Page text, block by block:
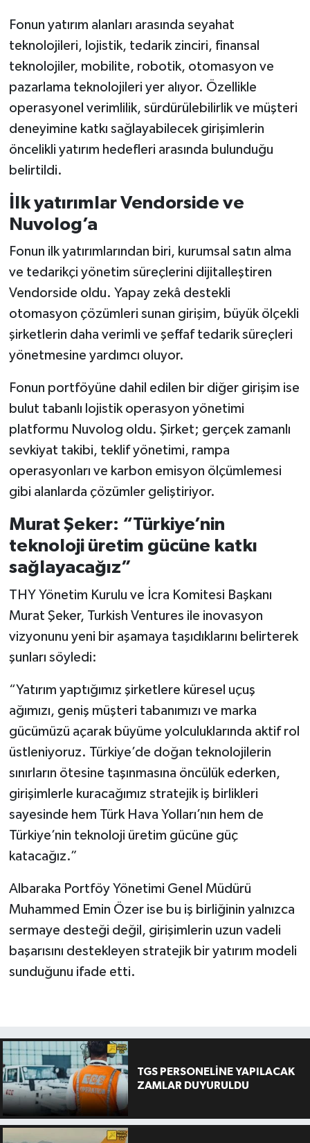
Fonun yatırım alanları arasında seyahat
teknolojileri, lojistik, tedarik zinciri, finansal
teknolojiler, mobilite, robotik, otomasyon ve
pazarlama teknolojileri yer alıyor. Özellikle
operasyonel verimlilik, sürdürülebilirlik ve müşteri
deneyimine katkı sağlayabilecek girişimlerin
öncelikli yatırım hedefleri arasında bulunduğu
belirtildi.
İlk yatırımlar Vendorside ve
Nuvolog’a
Fonun ilk yatırımlarından biri, kurumsal satın alma
ve tedarikçi yönetim süreçlerini dijitalleştiren
Vendorside oldu. Yapay zekâ destekli
otomasyon çözümleri sunan girişim, büyük ölçekli
şirketlerin daha verimli ve şeffaf tedarik süreçleri
yönetmesine yardımcı oluyor.
Fonun portföyüne dahil edilen bir diğer girişim ise
bulut tabanlı lojistik operasyon yönetimi
platformu Nuvolog oldu. Şirket; gerçek zamanlı
sevkiyat takibi, teklif yönetimi, rampa
operasyonları ve karbon emisyon ölçümlemesi
gibi alanlarda çözümler geliştiriyor.
Murat Şeker: “Türkiye’nin
teknoloji üretim gücüne katkı
sağlayacağız”
THY Yönetim Kurulu ve İcra Komitesi Başkanı
Murat Şeker, Turkish Ventures ile inovasyon
vizyonunu yeni bir aşamaya taşıdıklarını belirterek
şunları söyledi:
“Yatırım yaptığımız şirketlere küresel uçuş
ağımızı, geniş müşteri tabanımızı ve marka
gücümüzü açarak büyüme yolculuklarında aktif rol
üstleniyoruz. Türkiye’de doğan teknolojilerin
sınırların ötesine taşınmasına öncülük ederken,
girişimlerle kuracağımız stratejik iş birlikleri
sayesinde hem Türk Hava Yolları’nın hem de
Türkiye’nin teknoloji üretim gücüne güç
katacağız.”
Albaraka Portföy Yönetimi Genel Müdürü
Muhammed Emin Özer ise bu iş birliğinin yalnızca
sermaye desteği değil, girişimlerin uzun vadeli
başarısını destekleyen stratejik bir yatırım modeli
sunduğunu ifade etti.
TGS PERSONELİNE YAPILACAK
ZAMLAR DUYURULDU